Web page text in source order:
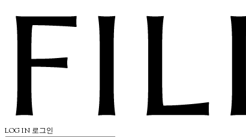
LOG IN 로그인